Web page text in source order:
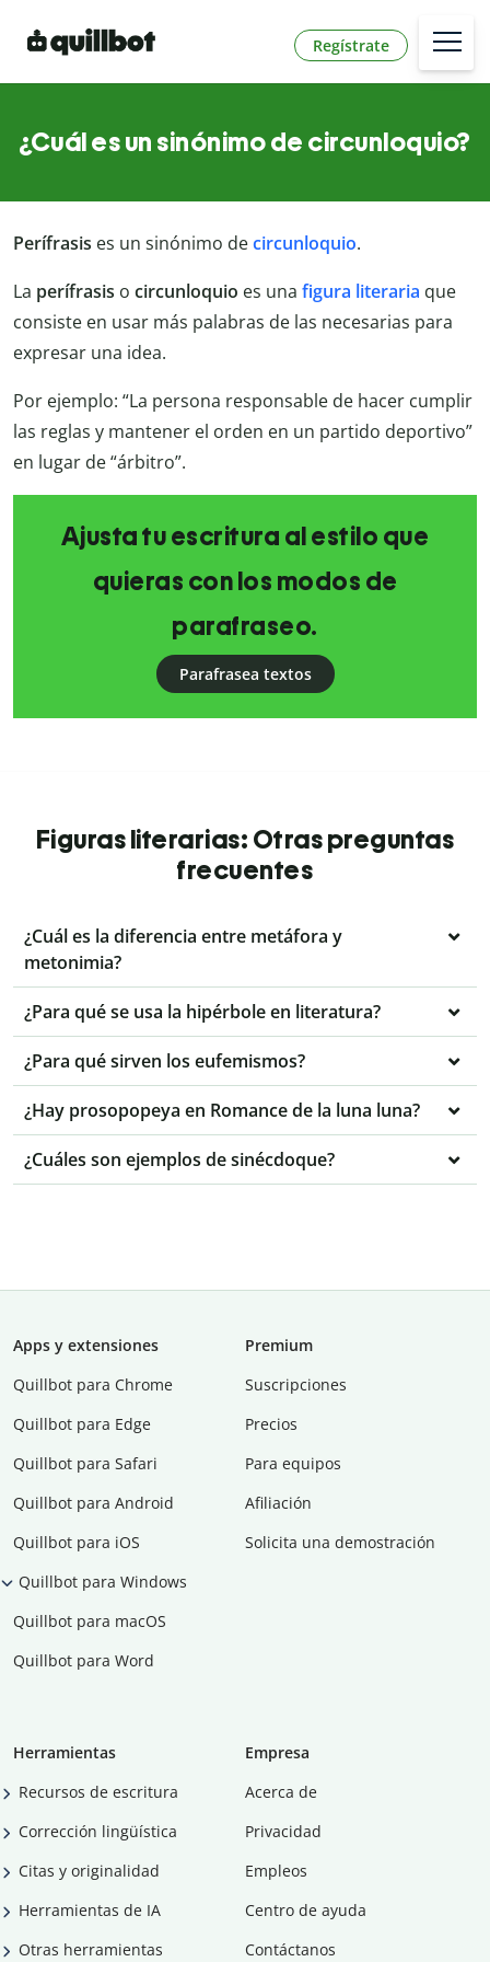
Regístrate
¿Cuál es un sinónimo de circunloquio?
Perífrasis es un sinónimo decircunloquio.
La perífrasis o circunloquio es una figura literaria que
consiste en usar más palabras de las necesarias para
expresar una idea.
Por ejemplo: “La persona responsable de hacer cumplir
las reglas y mantener el orden en un partido deportivo”
en lugar de “árbitro”.
Ajusta tu escritura al estilo que
quieras con los modos de
parafraseo.
Parafrasea textos
Figuras literarias: Otras preguntas
frecuentes
¿Cuál es la diferencia entre metáfora y
metonimia?
¿Para qué se usa la hipérbole en literatura?
¿Para qué sirven los eufemismos?
¿Hay prosopopeya en Romance de la luna luna?
¿Cuáles son ejemplos de sinécdoque?
Apps y extensiones
Quillbot para Chrome
Quillbot para Edge
Quillbot para Safari
Quillbot para Android
Quillbot para iOS
Quillbot para Windows
Quillbot para macOS
Quillbot para Word
Premium
Suscripciones
Precios
Para equipos
Afiliación
Solicita una demostración
Herramientas
Recursos de escritura
Corrección lingüística
Citas y originalidad
Herramientas de IA
Otras herramientas
Empresa
Acerca de
Privacidad
Empleos
Centro de ayuda
Contáctanos